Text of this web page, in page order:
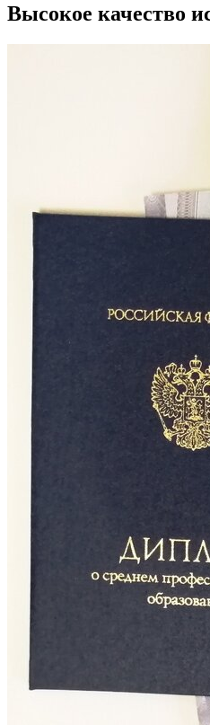
Высокое качество